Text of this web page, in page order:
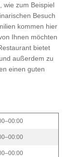
wie zum Beispiel
Besuch
kommen hier
Ihnen möchten
bietet
außerdem zu
einen guten